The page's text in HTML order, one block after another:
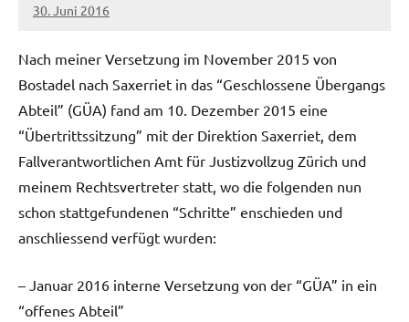
30. Juni 2016
admin
Nach meiner Versetzung im November 2015 von
Bostadel nach Saxerriet in das “Geschlossene Übergangs
Abteil” (GÜA) fand am 10. Dezember 2015 eine
“Übertrittssitzung” mit der Direktion Saxerriet, dem
Fallverantwortlichen Amt für Justizvollzug Zürich und
meinem Rechtsvertreter statt, wo die folgenden nun
schon stattgefundenen “Schritte” enschieden und
anschliessend verfügt wurden:
– Januar 2016 interne Versetzung von der “GÜA” in ein
“offenes Abteil”